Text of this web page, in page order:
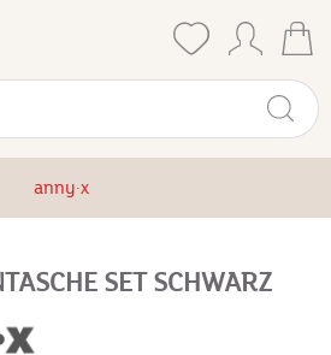
anny·x
SET SCHWARZ